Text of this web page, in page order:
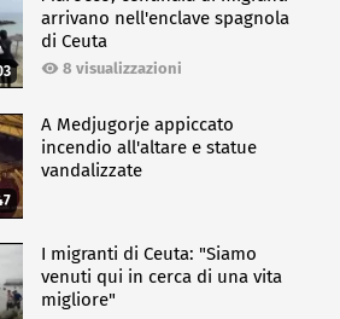
arrivano nell'enclave spagnola
di Ceuta
8 visualizzazioni
A Medjugorje appiccato
incendio all'altare e statue
vandalizzate
I migranti di Ceuta: "Siamo
venuti qui in cerca di una vita
migliore"